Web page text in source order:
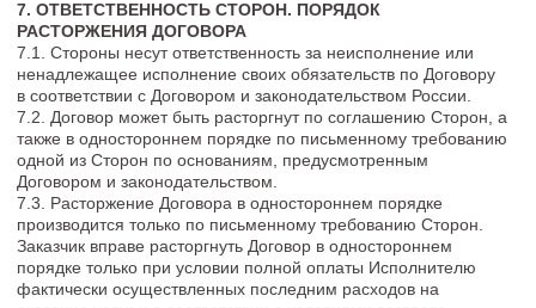
является локальным актом исполнителя и размещенной на
Сайте по ссылке:https://holly-design.ru/politika-
konfindencialnosti.
10.2.Правовым основанием обработки персональных данных
являются: согласие Заказчика и Договор.
10.3.Персональные данные, которые обрабатывает
Исполнитель в целях заключения и исполнения Договора:
фамилия; имя; отчество; адрес электронной почты; номер
контактного телефона, сведения о заказе, аккаунт, никнэйм в
мессенджере Telegram , платежные реквизиты.
10.4. Исполнитель вправе осуществлять обработку
персональных данных, в том числе собирать, записывать,
систематизировать, накапливать, хранить, уточнять
(обновлять, изменять), извлекать, использовать, передавать
(в том числе поручать обработку другим лицам), блокировать,
удалять, уничтожать предоставленные им персональные
данные.
10.5.Заказчик вправе в любой момент отозвать согласие на
обработку персональных данных путем отправки заявления
на электронную почту
info@holly-design.ru